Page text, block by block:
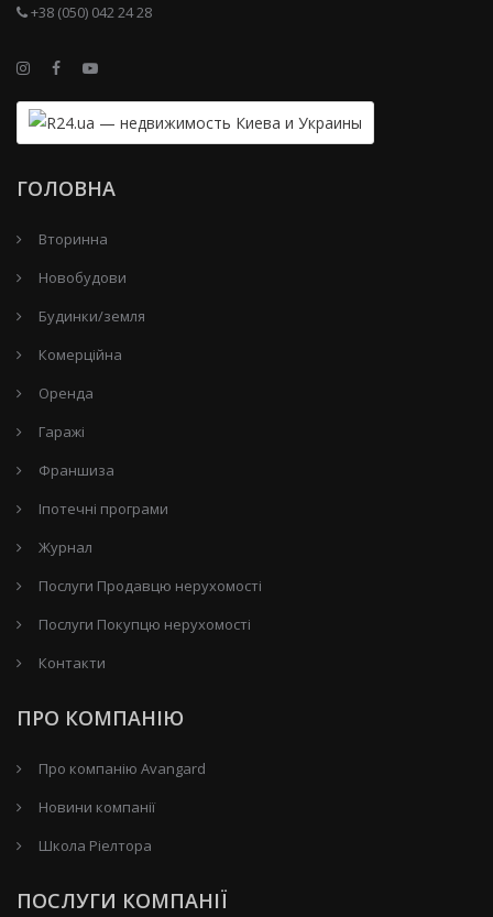
+38 (050) 042 24 28
ГОЛОВНА
Вторинна
Новобудови
Будинки/земля
Комерційна
Оренда
Гаражі
Франшиза
Іпотечні програми
Журнал
Послуги Продавцю нерухомості
Послуги Покупцю нерухомості
Контакти
ПРО КОМПАНІЮ
Про компанію Avangard
Новини компанії
Школа Ріелтора
ПОСЛУГИ КОМПАНІЇ